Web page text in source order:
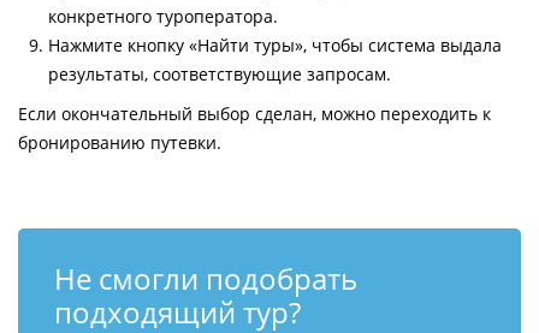
конкретного туроператора.
Нажмите кнопку «Найти туры», чтобы система выдала
результаты, соответствующие запросам.
Если окончательный выбор сделан, можно переходить к
бронированию путевки.
Не смогли подобрать
подходящий тур?